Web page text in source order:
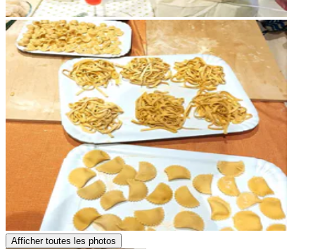
Afficher toutes les photos